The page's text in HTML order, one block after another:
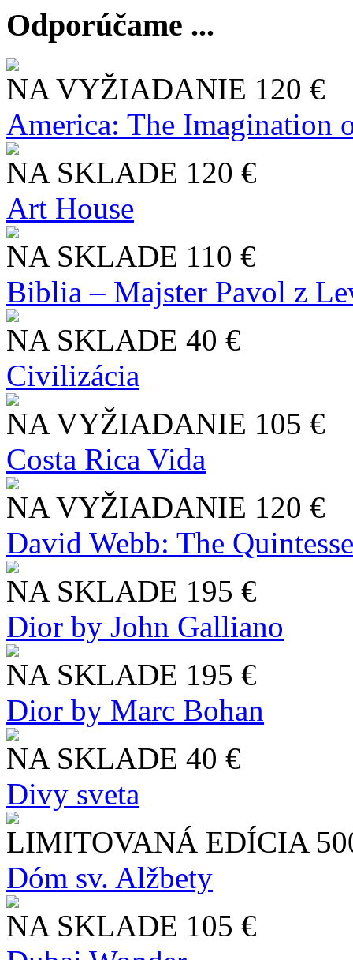
Odporúčame ...
NA VYŽIADANIE 120 €
America: The Imagination
NA SKLADE 120 €
Art House
NA SKLADE 110 €
Biblia – Majster Pavol z
NA SKLADE 40 €
Civilizácia
NA VYŽIADANIE 105 €
Costa Rica Vida
NA VYŽIADANIE 120 €
David Webb: The
NA SKLADE 195 €
Dior by John Galliano
NA SKLADE 195 €
Dior by Marc Bohan
NA SKLADE 40 €
Divy sveta
LIMITOVANÁ EDÍCIA
Dóm sv. Alžbety
NA SKLADE 105 €